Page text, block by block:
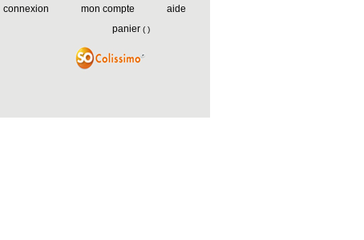
aide
mon compte
connexion
panier ( )